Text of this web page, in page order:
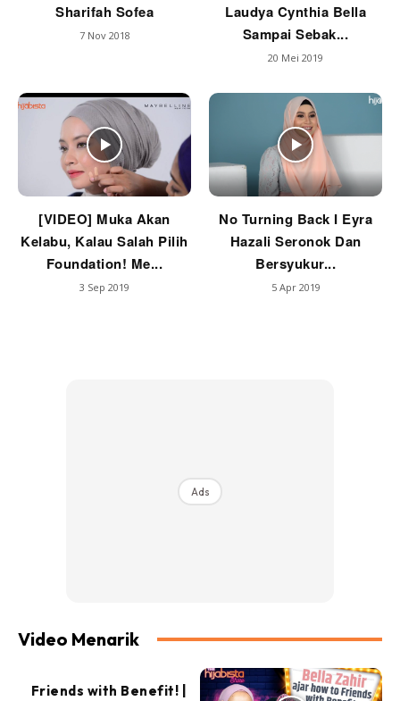
Sharifah Sofea
7 Nov 2018
Laudya Cynthia Bella
Sampai Sebak...
20 Mei 2019
[VIDEO] Muka Akan
Kelabu, Kalau Salah Pilih
Foundation! Me...
3 Sep 2019
No Turning Back I Eyra
Hazali Seronok Dan
Bersyukur...
5 Apr 2019
Ads
Video Menarik
Friends with Benefit! |